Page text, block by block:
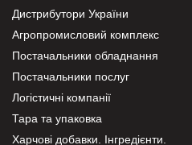
Дистрибутори України
Агропромисловий комплекс
Постачальники обладнання
Постачальники послуг
Логістичні компанії
Тара та упаковка
Харчові добавки. Інгредієнти.